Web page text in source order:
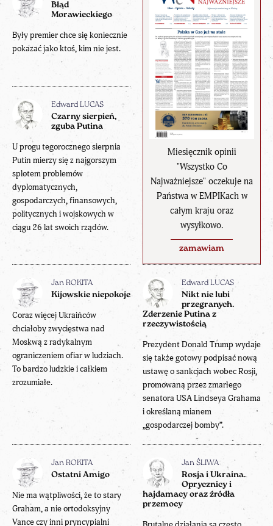
Miesięcznik opinii
"Wszystko Co
Najważniejsze" oczekuje na
Państwa w EMPIKach w
całym kraju oraz
wysyłkowo.
zamawiam
Błąd
Morawieckiego
Były premier chce się koniecznie
pokazać jako ktoś, kim nie jest.
Edward LUCAS
Czarny sierpień,
zguba Putina
U progu tegorocznego sierpnia
Putin mierzy się z najgorszym
splotem problemów
dyplomatycznych,
gospodarczych, finansowych,
politycznych i wojskowych w
ciągu 26 lat swoich rządów.
Jan ROKITA
Kijowskie niepokoje
Coraz więcej Ukraińców
chciałoby zwycięstwa nad
Moskwą z radykalnym
ograniczeniem ofiar w ludziach.
To bardzo ludzkie i całkiem
zrozumiałe.
Edward LUCAS
Nikt nie lubi
przegranych.
Zderzenie Putina z
rzeczywistością
Prezydent Donald Trump wydaje
się także gotowy podpisać nową
ustawę o sankcjach wobec Rosji,
promowaną przez zmarłego
senatora USA Lindseya Grahama
i określaną mianem
„gospodarczej bomby”.
Jan ROKITA
Ostatni Amigo
Nie ma wątpliwości, że to stary
Graham, a nie ortodoksyjny
Vance czy inni pryncypialni
Jan ŚLIWA
Rosja i Ukraina.
Oprycznicy i
hajdamacy oraz źródła
przemocy